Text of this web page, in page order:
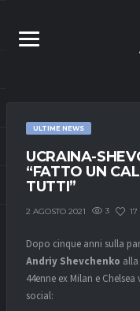
ULTIME NEWS
UCRAINA-
“FATTO UN
TUTTI”
2 AGOSTO 2021 3 17
Dopo cinque anni sulla
Andriy Shevchenko
44enne ex Milan e
social: